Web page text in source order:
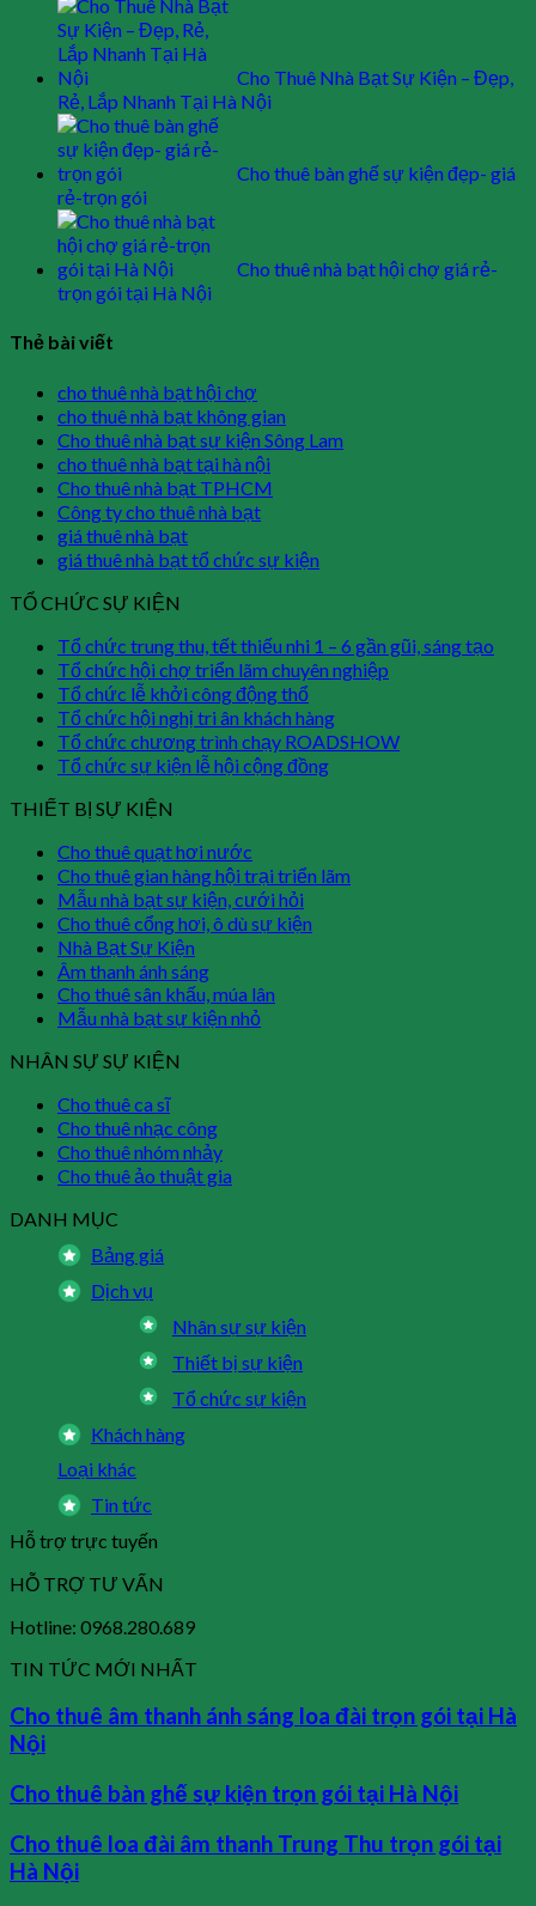
Cho Thuê Nhà Bạt Sự Kiện – Đẹp,
Rẻ, Lắp Nhanh Tại Hà Nội
Cho thuê bàn ghế sự kiện đẹp- giá
rẻ-trọn gói
Cho thuê nhà bạt hội chợ giá rẻ-
trọn gói tại Hà Nội
Thẻ bài viết
cho thuê nhà bạt hội chợ
cho thuê nhà bạt không gian
Cho thuê nhà bạt sự kiện Sông Lam
cho thuê nhà bạt tại hà nội
Cho thuê nhà bạt TPHCM
Công ty cho thuê nhà bạt
giá thuê nhà bạt
giá thuê nhà bạt tổ chức sự kiện
TỔ CHỨC SỰ KIỆN
Tổ chức trung thu, tết thiếu nhi 1 – 6 gần gũi, sáng tạo
Tổ chức hội chợ triển lãm chuyên nghiệp
Tổ chức lễ khởi công động thổ
Tổ chức hội nghị tri ân khách hàng
Tổ chức chương trình chạy ROADSHOW
Tổ chức sự kiện lễ hội cộng đồng
THIẾT BỊ SỰ KIỆN
Cho thuê quạt hơi nước
Cho thuê gian hàng hội trại triển lãm
Mẫu nhà bạt sự kiện, cưới hỏi
Cho thuê cổng hơi, ô dù sự kiện
Nhà Bạt Sự Kiện
Âm thanh ánh sáng
Cho thuê sân khấu, múa lân
Mẫu nhà bạt sự kiện nhỏ
NHÂN SỰ SỰ KIỆN
Cho thuê ca sĩ
Cho thuê nhạc công
Cho thuê nhóm nhảy
Cho thuê ảo thuật gia
DANH MỤC
Bảng giá
Dịch vụ
Nhân sự sự kiện
Thiết bị sự kiện
Tổ chức sự kiện
Khách hàng
Loại khác
Tin tức
Hỗ trợ trực tuyến
HỖ TRỢ TƯ VẤN
Hotline: 0968.280.689
TIN TỨC MỚI NHẤT
Cho thuê âm thanh ánh sáng loa đài trọn gói tại Hà
Nội
Cho thuê bàn ghế sự kiện trọn gói tại Hà Nội
Cho thuê loa đài âm thanh Trung Thu trọn gói tại
Hà Nội